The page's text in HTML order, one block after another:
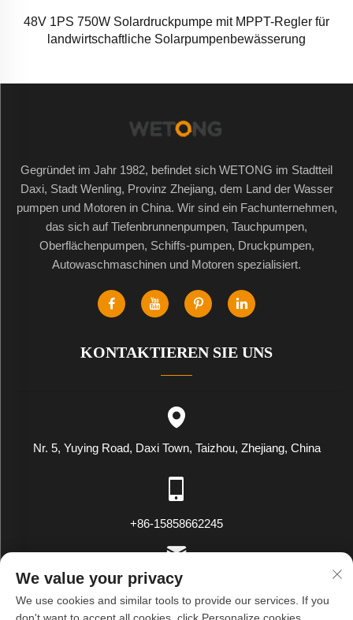
48V 1PS 750W Solardruckpumpe mit MPPT-Regler für
landwirtschaftliche Solarpumpenbewässerung
Gegründet im Jahr 1982, befindet sich WETONG im Stadtteil
Daxi, Stadt Wenling, Provinz Zhejiang, dem Land der Wasser
pumpen und Motoren in China. Wir sind ein Fachunternehmen,
das sich auf Tiefenbrunnenpumpen, Tauchpumpen,
Oberflächenpumpen, Schiffs-pumpen, Druckpumpen,
Autowaschmaschinen und Motoren spezialisiert.
KONTAKTIEREN SIE UNS
Nr. 5, Yuying Road, Daxi Town, Taizhou, Zhejiang, China
+86-15858662245
[email protected]
We value your privacy
We use cookies and similar tools to provide our services. If you